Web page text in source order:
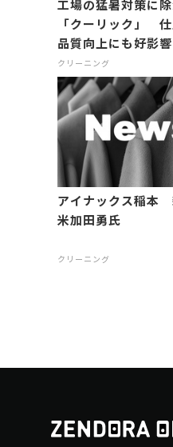
工場の猛暑対策に
「クーリック」
品質向上にも好影響
クリーニング
アイナックス稲本
米加田勇氏
クリーニング